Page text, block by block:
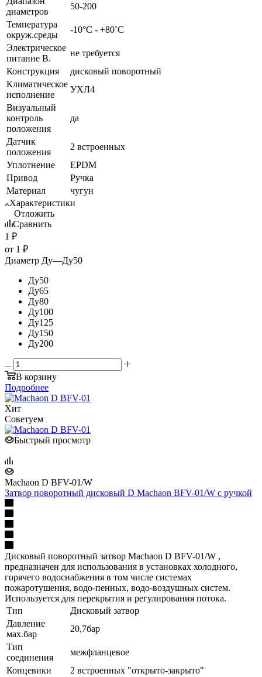
диаметров
50-200
Температура
окруж.среды
-10°С - +80˚С
Электрическое
питание В.
не требуется
Конструкция
дисковый поворотный
Климатическое
исполнение
УХЛ4
Визуальный
контроль
положения
да
Датчик
положения
2 встроенных
Уплотнение
EPDM
Привод
Ручка
Материал
чугун
Характеристики
Отложить
Сравнить
1 ₽
от 1 ₽
Диаметр Ду—Ду50
Ду50
Ду65
Ду80
Ду100
Ду125
Ду150
Ду200
В корзину
Подробнее
Хит
Советуем
Быстрый просмотр
Machaon D BFV-01/W
Затвор поворотный дисковый D Machaon BFV-01/W с ручкой
Дисковый поворотный затвор Machaon D BFV-01/W ,
предназначен для использования в установках холодного,
горячего водоснабжения в том числе системах
пожаротушения, водо-пенных, водо-воздушных систем.
Используется для перекрытия и регулирования потока.
Тип
Дисковый затвор
Давление
мах.бар
20,7бар
Тип
соединения
межфланцевое
Концевики
2 встроенных "открыто-закрыто"